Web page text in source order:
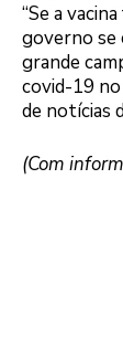
“Se a
governo se
grande
covid-19 no
de notícias
(Com